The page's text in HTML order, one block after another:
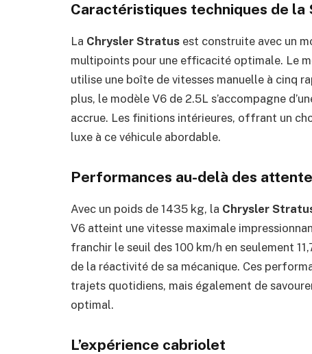
Caractéristiques techniques de la
La Chrysler Stratus est construite avec un
multipoints pour une efficacité optimale. Le
utilise une boîte de vitesses manuelle à cinq
plus, le modèle V6 de 2.5L s’accompagne
accrue. Les finitions intérieures, offrant un
luxe à ce véhicule abordable.
Performances au-delà des
Avec un poids de 1435 kg, la Chrysler
V6 atteint une vitesse maximale
franchir le seuil des 100 km/h en seulement
de la réactivité de sa mécanique. Ces
trajets quotidiens, mais également de
optimal.
L’expérience cabriolet